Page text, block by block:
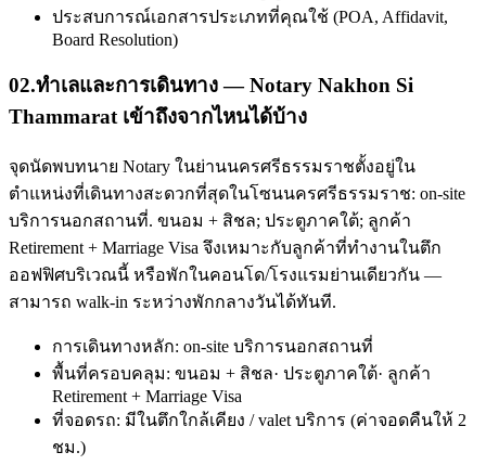
ประสบการณ์เอกสารประเภทที่คุณใช้ (POA, Affidavit,
Board Resolution)
02.ทำเลและการเดินทาง — Notary Nakhon Si
Thammarat เข้าถึงจากไหนได้บ้าง
จุดนัดพบทนาย Notary ในย่านนครศรีธรรมราชตั้งอยู่ใน
ตำแหน่งที่เดินทางสะดวกที่สุดในโซนนครศรีธรรมราช: on-site
บริการนอกสถานที่. ขนอม + สิชล; ประตูภาคใต้; ลูกค้า
Retirement + Marriage Visa จึงเหมาะกับลูกค้าที่ทำงานในตึก
ออฟฟิศบริเวณนี้ หรือพักในคอนโด/โรงแรมย่านเดียวกัน —
สามารถ walk-in ระหว่างพักกลางวันได้ทันที.
การเดินทางหลัก: on-site บริการนอกสถานที่
พื้นที่ครอบคลุม: ขนอม + สิชล· ประตูภาคใต้· ลูกค้า
Retirement + Marriage Visa
ที่จอดรถ: มีในตึกใกล้เคียง / valet บริการ (ค่าจอดคืนให้ 2
ชม.)